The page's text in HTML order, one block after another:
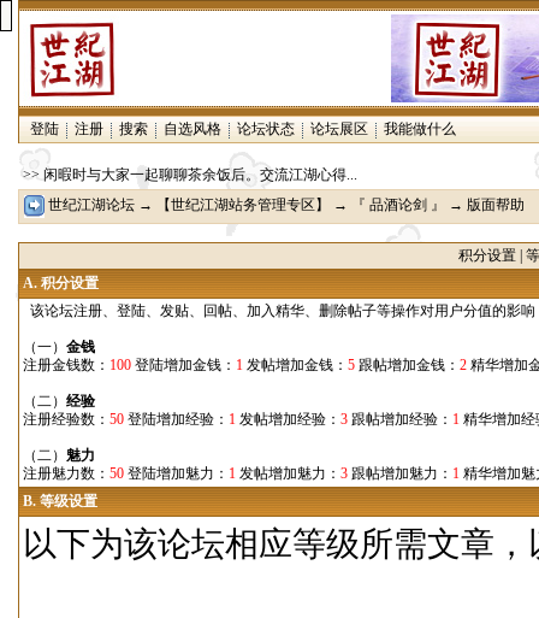
登陆 注册 搜索 自选风格 论坛状态 论坛展区 我能做什么
>> 闲暇时与大家一起聊聊茶余饭后。交流江湖心得...
世纪江湖论坛 → 【世纪江湖站务管理专区】 → 『 品酒论剑 』 → 版面帮助
积分设置
A.积分设置
该论坛注册、登陆、发贴、回帖、加入精华、删除帖子等操作对用户分值的影
（一） 金钱
注册金钱数： 100 登陆增加金钱： 1 发帖增加金钱： 5 跟帖增加金钱： 2 精华增加
（二） 经验
注册经验数： 50 登陆增加经验： 1 发帖增加经验： 3 跟帖增加经验： 1 精华增加经
（二） 魅力
注册魅力数： 50 登陆增加魅力： 1 发帖增加魅力： 3 跟帖增加魅力： 1 精华增加魅
B. 等级设置
以下为该论坛相应等级所需文章